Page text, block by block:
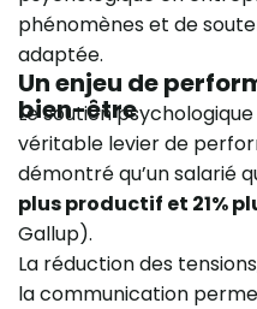
phénomènes et de
adaptée.
Un enjeu de
bien-être
Le soutien
véritable levier de
démontré qu’un salarié
plus productif et 21%
Gallup).
La réduction des
la communication